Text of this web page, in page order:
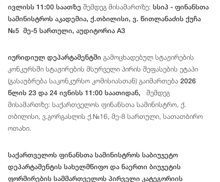
ივლისს 11:00 საათზე შემდეგ მისამართზე: სსიპ - ფინანსთა
სამინისტროს აკადემია, ქ.თბილისი, ვ. წითლანაძის ქუჩა
№5 მე-5 სართული, აუდიტორია A3
იურიდიულ დეპარტამენტში გამოცხადებულ სტაჟირების
კონკურსში სტაჟირების მსურველი პირის შეფასების ეტაპი
(გასაუბრება საკონკურსო კომისიასთან) გაიმართება 2026
წლის 23 და 24 ივნისს 11:00 საათიდან,
შემდეგ
მისამართზე: საქართველოს ფინანსთა სამინისტრო, ქ.
თბილისი, ვ.გორგასლის ქ.№16, მე-8 სართული, სათათბირო
ოთახი.
საქართველოს ფინანსთა სამინისტროს საბიუჯეტო
დეპარტამენტის სახელმწიფო და ნაერთი ბიუჯეტის
ფორმირების სამმართველოს პირველი კატეგორიის